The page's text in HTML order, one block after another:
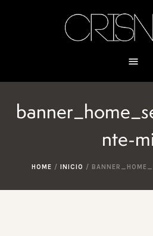
nte-
HOME / INICIO /